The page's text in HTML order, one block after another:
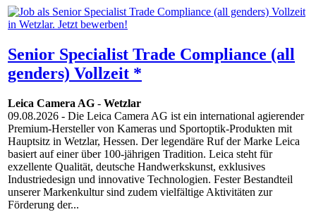
Senior Specialist Trade Compliance (all
genders) Vollzeit *
Leica Camera AG - Wetzlar
09.08.2026 - Die Leica Camera AG ist ein international agierender
Premium-Hersteller von Kameras und Sportoptik-Produkten mit
Hauptsitz in Wetzlar, Hessen. Der legendäre Ruf der Marke Leica
basiert auf einer über 100-jährigen Tradition. Leica steht für
exzellente Qualität, deutsche Handwerkskunst, exklusives
Industriedesign und innovative Technologien. Fester Bestandteil
unserer Markenkultur sind zudem vielfältige Aktivitäten zur
Förderung der...